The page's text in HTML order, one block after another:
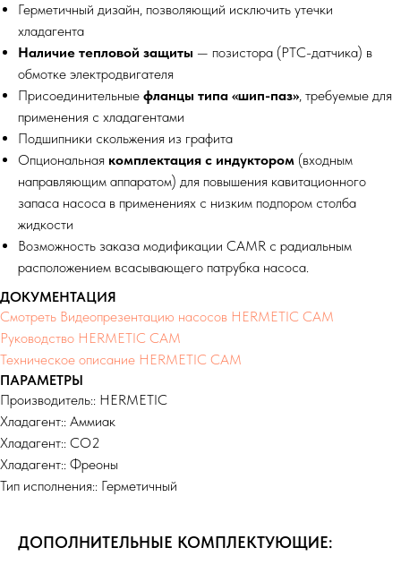
Герметичный дизайн, позволяющий исключить утечки
хладагента
Наличие тепловой защиты — позистора (РТС-датчика) в
обмотке электродвигателя
Присоединительные фланцы типа «шип-паз», требуемые для
применения с хладагентами
Подшипники скольжения из графита
Опциональная комплектация с индуктором (входным
направляющим аппаратом) для повышения кавитационного
запаса насоса в применениях с низким подпором столба
жидкости
Возможность заказа модификации CAMR с радиальным
расположением всасывающего патрубка насоса.
ДОКУМЕНТАЦИЯ
Смотреть Видеопрезентацию насосов HERMETIC CAM
Руководство HERMETIC CAM
Техническое описание HERMETIC CAM
ПАРАМЕТРЫ
Производитель:: HERMETIC
Хладагент:: Аммиак
Хладагент:: СО2
Хладагент:: Фреоны
Тип исполнения:: Герметичный
ДОПОЛНИТЕЛЬНЫЕ КОМПЛЕКТУЮЩИЕ: